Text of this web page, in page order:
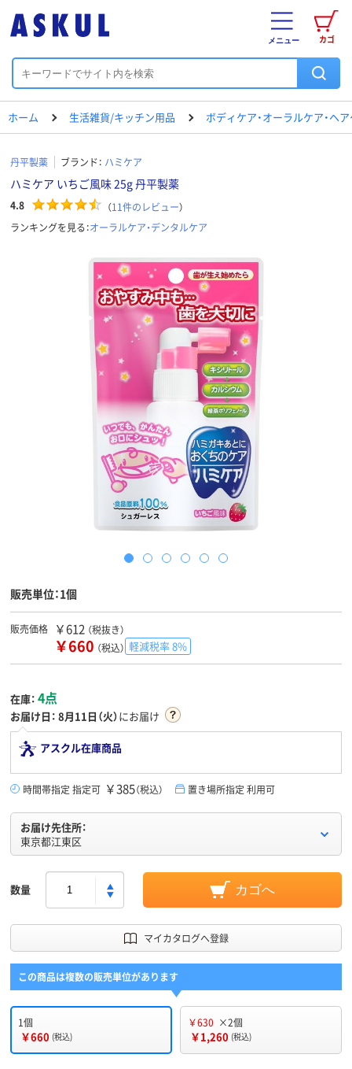
カゴ
メニュー
ホーム 生活雑貨/キッチン用品 ボディケア・オーラルケア・ヘ
丹平製薬 ブランド： ハミケア
ハミケア いちご風味 25g 丹平製薬
4.8 （11件のレビュー）
ランキングを見る：オーラルケア・デンタルケア
販売単位：1個
販売価格 ￥612 （税抜き）
￥660 （税込） 軽減税率 8%
在庫： 4点
お届け日： 8月11日（火）にお届け
アスクル在庫商品
時間帯指定 指定可 ￥385（税込） 置き場所指定 利用可
お届け先住所：
東京都江東区
数量 カゴへ
マイカタログへ登録
この商品は複数の販売単位があります
1個
￥660 (税込)
￥630 ×2個
￥1,260 (税込)